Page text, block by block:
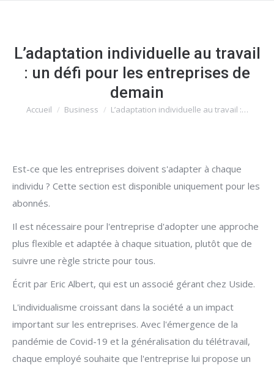
L’adaptation individuelle au travail
: un défi pour les entreprises de
demain
Vous êtes ici :
Accueil Business L’adaptation individuelle au travail :…
Est-ce que les entreprises doivent s'adapter à chaque
individu ? Cette section est disponible uniquement pour les
abonnés.
Il est nécessaire pour l'entreprise d'adopter une approche
plus flexible et adaptée à chaque situation, plutôt que de
suivre une règle stricte pour tous.
Écrit par Eric Albert, qui est un associé gérant chez Uside.
L'individualisme croissant dans la société a un impact
important sur les entreprises. Avec l'émergence de la
pandémie de Covid-19 et la généralisation du télétravail,
chaque employé souhaite que l'entreprise lui propose un